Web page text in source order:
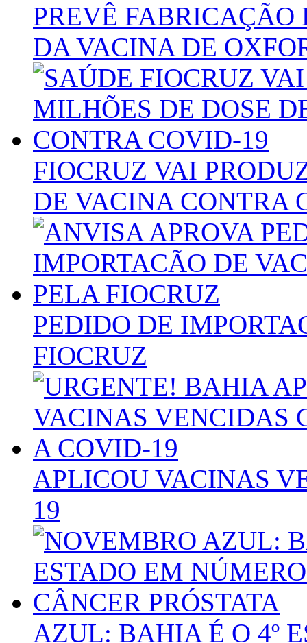
PREVÊ FABRICAÇÃO
DA VACINA DE
FIOCRUZ VAI
DE VACINA CONTRA
PEDIDO DE
FIOCRUZ
APLICOU VACINAS
19
AZUL: BAHIA É O 4º